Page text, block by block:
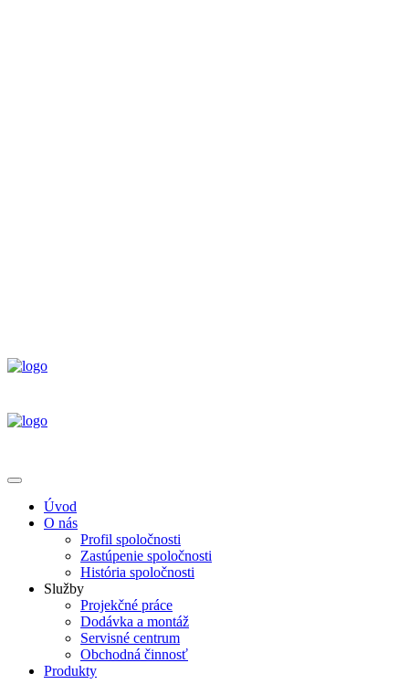
Úvod
O nás
Profil spoločnosti
Zastúpenie spoločnosti
História spoločnosti
Služby
Projekčné práce
Dodávka a montáž
Servisné centrum
Obchodná činnosť
Produkty